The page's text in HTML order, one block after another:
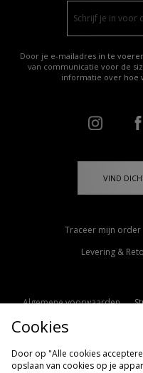
Door je e-mailadres in te
van communicatie voor de
informatie over hoe
VIND
Traceer mijn order
Levering &
Algemene voorwaarden
Cookie Instellingen
Cookies
Door op "Alle cookies
opslaan van cookies op je